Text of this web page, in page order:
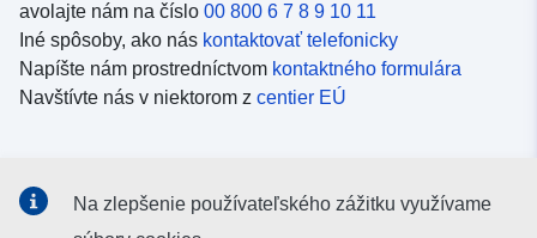
avolajte nám na číslo 00 800 6 7 8 9 10 11
Iné spôsoby, ako nás kontaktovať telefonicky
Napíšte nám prostredníctvom kontaktného formulára
Navštívte nás v niektorom z centier EÚ
Na zlepšenie používateľského zážitku využívame